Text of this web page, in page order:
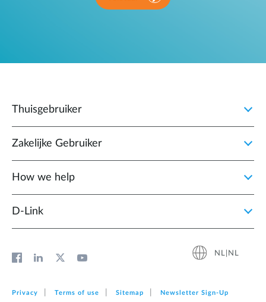
Thuisgebruiker
Zakelijke Gebruiker
How we help
D‑Link
NL|NL
Privacy Terms of use Sitemap Newsletter Sign‑Up